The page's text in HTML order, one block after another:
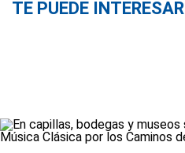
TE PUEDE INTERESAR